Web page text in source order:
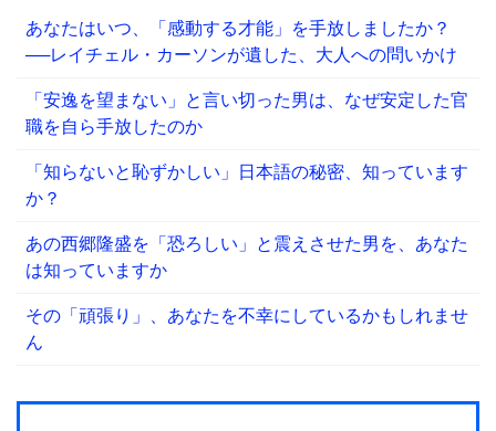
あなたはいつ、「感動する才能」を手放しましたか？
──レイチェル・カーソンが遺した、大人への問いかけ
「安逸を望まない」と言い切った男は、なぜ安定した官
職を自ら手放したのか
「知らないと恥ずかしい」日本語の秘密、知っています
か？
あの西郷隆盛を「恐ろしい」と震えさせた男を、あなた
は知っていますか
その「頑張り」、あなたを不幸にしているかもしれませ
ん